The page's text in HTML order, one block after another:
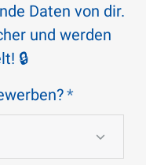
Daten von dir.
und werden
🔒